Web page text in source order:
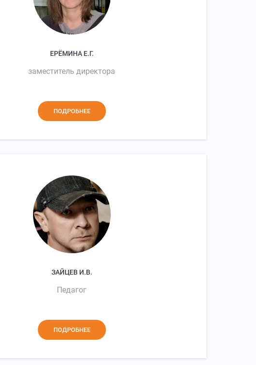
ЕРЁМИНА Е.Г.
заместитель директора
ПОДРОБНЕЕ
ЗАЙЦЕВ И.В.
Педагог
ПОДРОБНЕЕ